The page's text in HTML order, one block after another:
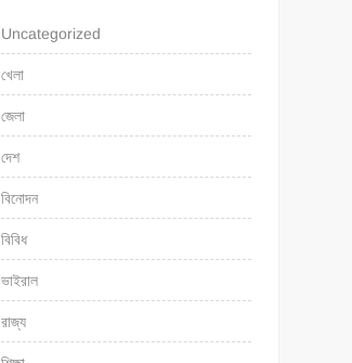
Uncategorized
খেলা
জেলা
দেশ
বিনোদন
বিবিধ
ভাইরাল
রাজ্য